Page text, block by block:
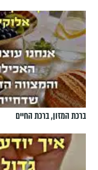
ברכת המזון, ברכת החיים